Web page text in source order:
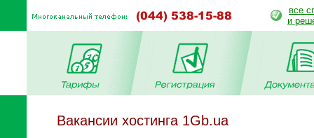
все
и
Вакансии хостинга 1Gb.ua